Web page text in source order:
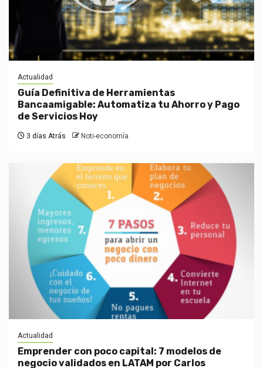
Actualidad
Guía Definitiva de Herramientas
Bancaamigable: Automatiza tu Ahorro y Pago
de Servicios Hoy
3 días Atrás Noti-economía
Actualidad
Emprender con poco capital: 7 modelos de
negocio validados en LATAM por Carlos